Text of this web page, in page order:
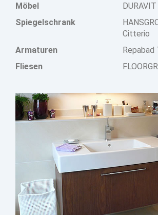
Möbel
Spiegelschrank
Citterio
Armaturen
Repabad
Fliesen